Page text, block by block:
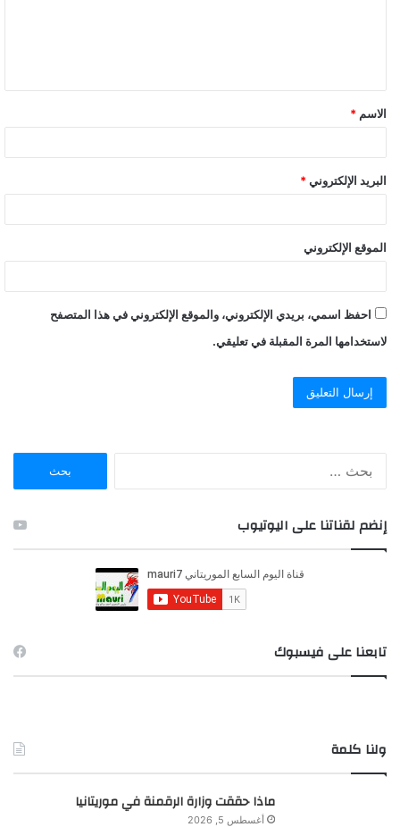
ق
*
الاسم *
البريد الإلكتروني *
الموقع الإلكتروني
احفظ اسمي، بريدي الإلكتروني، والموقع الإلكتروني في هذا المتصفح
لاستخدامها المرة المقبلة في تعليقي.
ن
:
إنضم لقناتنا على اليوتيوب
تابعنا على فيسبوك
ولنا كلمة
ماذا حققت وزارة الرقمنة في موريتانيا
أغسطس 5, 2026